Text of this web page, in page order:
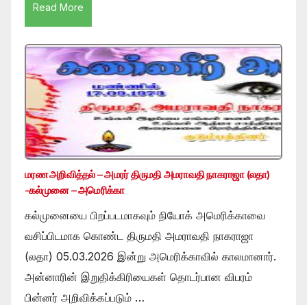
Read More
மரண அறிவித்தல் – அமரர் திருமதி அமராவதி நாகராஜா (லதா)
-கல்முனை – அமெரிக்கா
கல்முனையை பிறப்படமாகவும் நியோக் அமெரிக்காவை
வசிப்பிடமாக கொண்ட திருமதி அமராவதி நாகராஜா
(லதா) 05.03.2026 இன்று அமெரிக்காவில் காலமானார்.
அன்னாரின் இறுதிக்கிரியைகள் தொடர்பான விபரம்
பின்னர் அறிவிக்கப்படும் …